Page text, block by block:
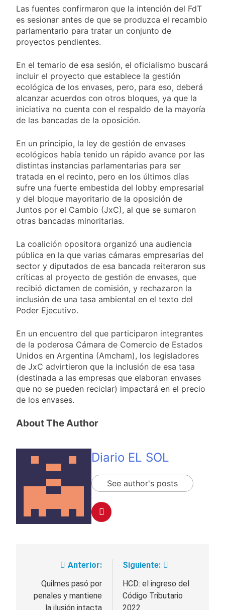
2 Días Atrás
El temporal se
despide del AMBA:
de frío con mínimas
cercanas a 1°C
contra la Ley de
Propiedad Privada de
Milei
2 Días Atrás
Renunció el
subsecretario de
Seguridad de
Quilmes, Hernán
Ocampo, tras la
privados
2 Días Atrás
Las fuentes confirmaron que la intención del FdT
es sesionar antes de que se produzca el recambio
parlamentario para tratar un conjunto de
proyectos pendientes.
En el temario de esa sesión, el oficialismo buscará
incluir el proyecto que establece la gestión
ecológica de los envases, pero, para eso, deberá
alcanzar acuerdos con otros bloques, ya que la
iniciativa no cuenta con el respaldo de la mayoría
de las bancadas de la oposición.
En un principio, la ley de gestión de envases
ecológicos había tenido un rápido avance por las
distintas instancias parlamentarias para ser
tratada en el recinto, pero en los últimos días
sufre una fuerte embestida del lobby empresarial
y del bloque mayoritario de la oposición de
Juntos por el Cambio (JxC), al que se sumaron
otras bancadas minoritarias.
La coalición opositora organizó una audiencia
pública en la que varias cámaras empresarias del
sector y diputados de esa bancada reiteraron sus
críticas al proyecto de gestión de envases, que
recibió dictamen de comisión, y rechazaron la
inclusión de una tasa ambiental en el texto del
Poder Ejecutivo.
En un encuentro del que participaron integrantes
de la poderosa Cámara de Comercio de Estados
Unidos en Argentina (Amcham), los legisladores
de JxC advirtieron que la inclusión de esa tasa
(destinada a las empresas que elaboran envases
que no se pueden reciclar) impactará en el precio
de los envases.
About The Author
Diario EL SOL
See author's posts
Navegación
entradas
Anterior:
Quilmes pasó por
penales y mantiene
la ilusión intacta
Siguiente:
HCD: el ingreso del
Código Tributario
2022